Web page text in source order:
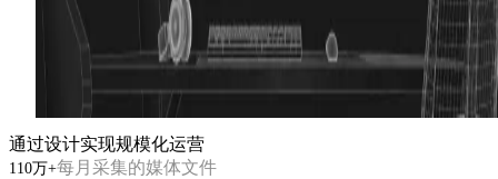
安全
检查
通过设计实现规模化运营
110万+每月采集的媒体文件